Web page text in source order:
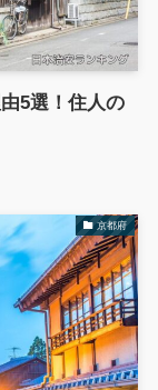
5選！住人の
京都府